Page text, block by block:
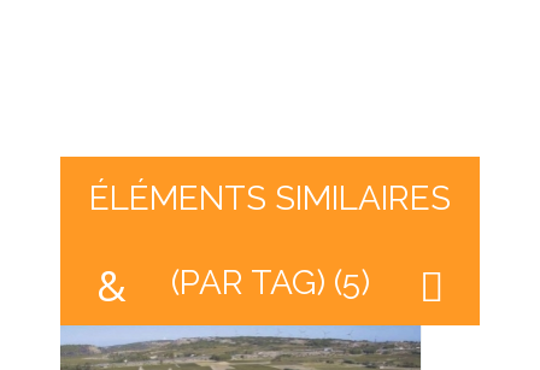
ÉLÉMENTS SIMILAIRES
(PAR TAG) (5)